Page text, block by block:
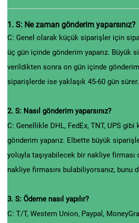
1. S: Ne zaman gönderim yaparsınız?
C: Genel olarak küçük siparişler için
üç gün içinde gönderim yaparız. Büyük
verildikten sonra on gün içinde gönderim
siparişlerde ise yaklaşık 45-60 gün sürer.
2. S: Nasıl gönderim yaparsınız?
C: Genellikle DHL, FedEx, TNT, UPS
gönderim yaparız. Elbette büyük
yoluyla taşıyabilecek bir nakliye firması
nakliye firmasını bulabiliyorsanız, bunu
3. S: Ödeme nasıl yapılır?
C: T/T, Western Union, Paypal,